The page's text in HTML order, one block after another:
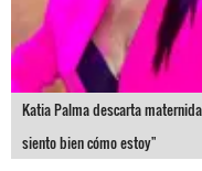
Katia Palma descarta
siento bien cómo estoy"